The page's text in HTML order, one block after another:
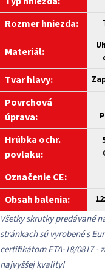
Rozmer hniezda:
Materiál:
Tvar hlavy:
Povrchová
úprava:
Hrúbka ochr.
povlaku:
Označenie CE:
Obsah balenia:
Všetky skrutky predávané
stránkach sú vyrobené s
certifikátom ETA-18/0817 -
najvyššej kvality!